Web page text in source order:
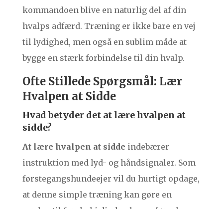
kommandoen blive en naturlig del af din
hvalps adfærd. Træning er ikke bare en vej
til lydighed, men også en sublim måde at
bygge en stærk forbindelse til din hvalp.
Ofte Stillede Spørgsmål: Lær
Hvalpen at Sidde
Hvad betyder det at lære hvalpen at
sidde?
At lære hvalpen at sidde indebærer
instruktion med lyd- og håndsignaler. Som
førstegangshundeejer vil du hurtigt opdage,
at denne simple træning kan gøre en